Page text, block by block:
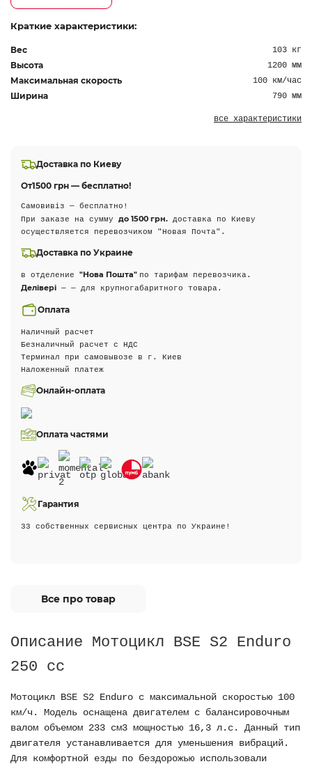
Краткие характеристики:
Вес 103 кг
Высота 1200 мм
Максимальная скорость 100 км/час
Ширина 790 мм
все характеристики
Доставка по Киеву
От1500 грн — бесплатно!
Самовивіз — бесплатно!
При заказе на сумму до 1500 грн. доставка по Киеву
осуществляется перевозчиком "Новая Почта".
Доставка по Украине
в отделение "Нова Пошта" по тарифам перевозчика.
Делівері — — для крупногабаритного товара.
Оплата
Наличный расчет
Безналичный расчет с НДС
Терминал при самовывозе в г. Киев
Наложенный платеж
Онлайн-оплата
Оплата частями
Гарантия
33 собственных сервисных центра по Украине!
Все про товар
Описание Мотоцикл BSE S2 Enduro
250 cc
Мотоцикл BSE S2 Enduro с максимальной скоростью 100
км/ч. Модель оснащена двигателем с балансировочным
валом объемом 233 см3 мощностью 16,3 л.с. Данный тип
двигателя устанавливается для уменьшения вибраций.
Для комфортной езды по бездорожью использовали